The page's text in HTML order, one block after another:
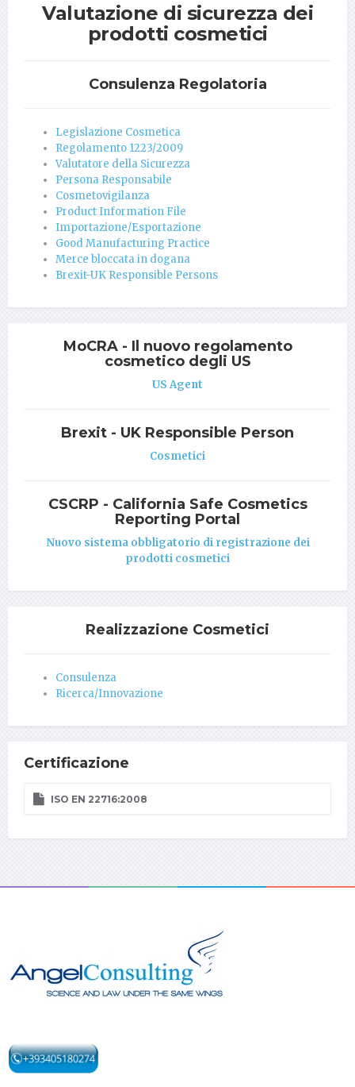
Valutazione di sicurezza dei
prodotti cosmetici
Consulenza Regolatoria
Legislazione Cosmetica
Regolamento 1223/2009
Valutatore della Sicurezza
Persona Responsabile
Cosmetovigilanza
Product Information File
Importazione/Esportazione
Good Manufacturing Practice
Merce bloccata in dogana
Brexit-UK Responsible Persons
MoCRA - Il nuovo regolamento
cosmetico degli US
US Agent
Brexit - UK Responsible Person
Cosmetici
CSCRP - California Safe Cosmetics
Reporting Portal
Nuovo sistema obbligatorio di registrazione dei
prodotti cosmetici
Realizzazione Cosmetici
Consulenza
Ricerca/Innovazione
Certificazione
ISO EN 22716:2008